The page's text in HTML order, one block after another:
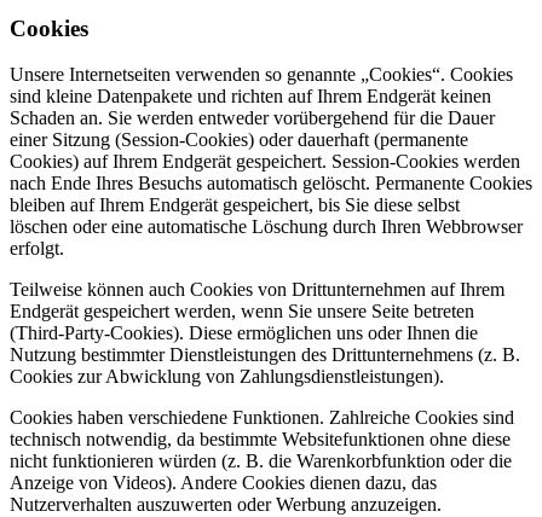
Cookies
Unsere Internetseiten verwenden so genannte „Cookies“. Cookies
sind kleine Datenpakete und richten auf Ihrem Endgerät keinen
Schaden an. Sie werden entweder vorübergehend für die Dauer
einer Sitzung (Session-Cookies) oder dauerhaft (permanente
Cookies) auf Ihrem Endgerät gespeichert. Session-Cookies werden
nach Ende Ihres Besuchs automatisch gelöscht. Permanente Cookies
bleiben auf Ihrem Endgerät gespeichert, bis Sie diese selbst
löschen oder eine automatische Löschung durch Ihren Webbrowser
erfolgt.
Teilweise können auch Cookies von Drittunternehmen auf Ihrem
Endgerät gespeichert werden, wenn Sie unsere Seite betreten
(Third-Party-Cookies). Diese ermöglichen uns oder Ihnen die
Nutzung bestimmter Dienstleistungen des Drittunternehmens (z. B.
Cookies zur Abwicklung von Zahlungsdienstleistungen).
Cookies haben verschiedene Funktionen. Zahlreiche Cookies sind
technisch notwendig, da bestimmte Websitefunktionen ohne diese
nicht funktionieren würden (z. B. die Warenkorbfunktion oder die
Anzeige von Videos). Andere Cookies dienen dazu, das
Nutzerverhalten auszuwerten oder Werbung anzuzeigen.